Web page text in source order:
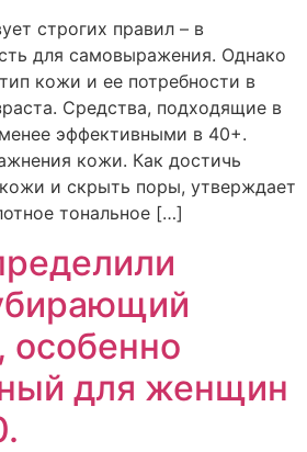
строгих правил – в
для самовыражения. Однако
кожи и ее потребности в
Средства, подходящие в
эффективными в 40+.
кожи. Как достичь
и скрыть поры, утверждает
тональное […]
для женщин